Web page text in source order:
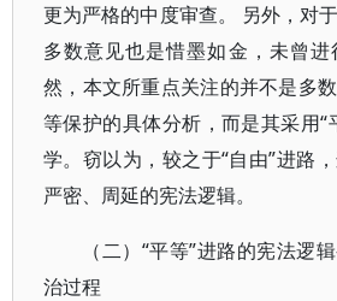
更为严格的中度审查。 另外，对
多数意见也是惜墨如金，未曾进
然，本文所重点关注的并不是多
等保护的具体分析，而是其采用“
学。窃以为，较之于“自由”进路
严密、周延的宪法逻辑。
（二）“平等”进路的宪法
治过程